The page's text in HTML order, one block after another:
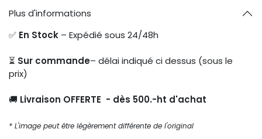
Plus d'informations
✅ En Stock – Expédié sous 24/48h
⏳ Sur commande– délai indiqué ci dessus (sous le
prix)
🚚 Livraison OFFERTE - dès 500.-ht d'achat
* L'image peut être légèrement différente de l'original